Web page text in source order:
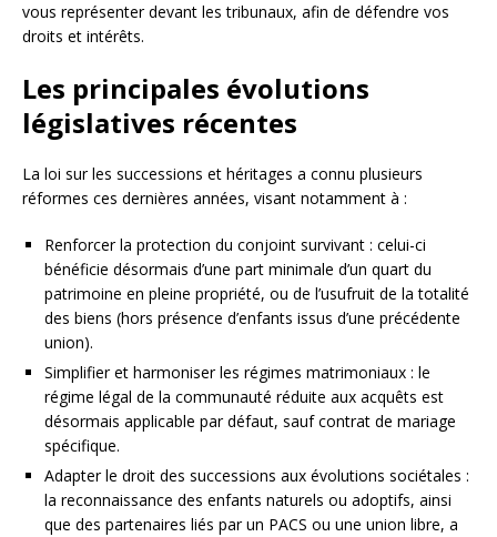
vous représenter devant les tribunaux, afin de défendre vos
droits et intérêts.
Les principales évolutions
législatives récentes
La loi sur les successions et héritages a connu plusieurs
réformes ces dernières années, visant notamment à :
Renforcer la protection du conjoint survivant : celui-ci
bénéficie désormais d’une part minimale d’un quart du
patrimoine en pleine propriété, ou de l’usufruit de la totalité
des biens (hors présence d’enfants issus d’une précédente
union).
Simplifier et harmoniser les régimes matrimoniaux : le
régime légal de la communauté réduite aux acquêts est
désormais applicable par défaut, sauf contrat de mariage
spécifique.
Adapter le droit des successions aux évolutions sociétales :
la reconnaissance des enfants naturels ou adoptifs, ainsi
que des partenaires liés par un PACS ou une union libre, a